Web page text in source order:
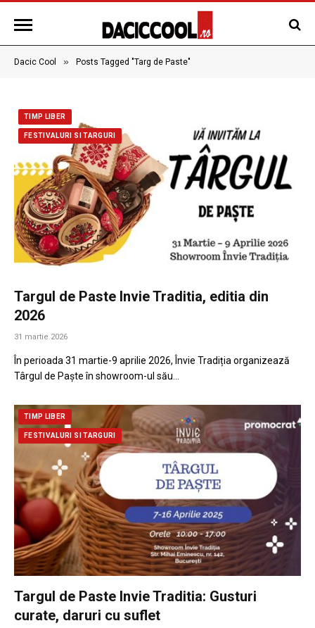
Dacic Cool » Posts Tagged "Targ de Paste"
TIMP LIBER
FESTIVALURI SI TARGURI
Targul de Paste Invie Traditia, editia din
2026
31 martie 2026
În perioada 31 martie-9 aprilie 2026, Învie Tradiția organizează
Târgul de Paște în showroom-ul său…
TIMP LIBER
FESTIVALURI SI TARGURI
Targul de Paste Invie Traditia: Gusturi
curate, daruri cu suflet